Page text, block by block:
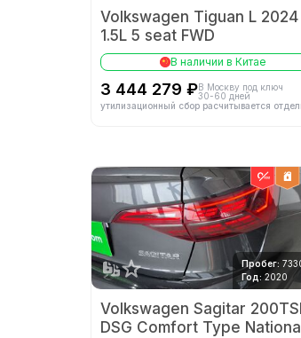
Volkswagen Tiguan L 2024
1.5L 5 seat FWD
В наличии в Китае
3 444 279 ₽В Москву под ключ
30-60 дней
утилизационный сбор расчитывается
Пробег:
Год: 2020
Volkswagen Sagitar 200TSI
DSG Comfort Type